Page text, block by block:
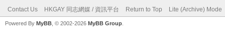
Contact Us HKGAY 同志網媒 / 資訊平台 Return to Top Lite (Archive) Mode
Powered By MyBB , © 2002-2026 MyBB Group